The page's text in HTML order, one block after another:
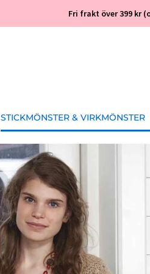
Fri frakt över 399 kr
STICKMÖNSTER & VIRKMÖNSTER